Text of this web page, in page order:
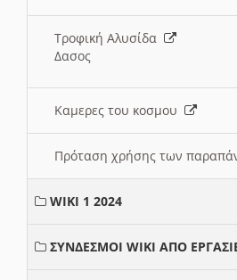
Τροφική Αλυσίδα
Δασος
Καμερες του κοσμου
Πρόταση χρήσης των
WIKI 1 2024
ΣΥΝΔΕΣΜΟΙ WIKI ΑΠΟ